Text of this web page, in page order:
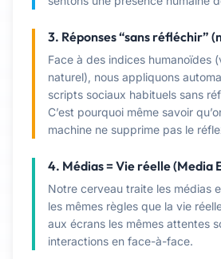
3. Réponses “sans réfléchir”
Face à des indices humanoïdes
naturel), nous appliquons
scripts sociaux habituels sans
C’est pourquoi même savoir
machine ne supprime pas le
4. Médias = Vie réelle (Media
Notre cerveau traite les médias
les mêmes règles que la vie
aux écrans les mêmes attentes
interactions en face-à-face.